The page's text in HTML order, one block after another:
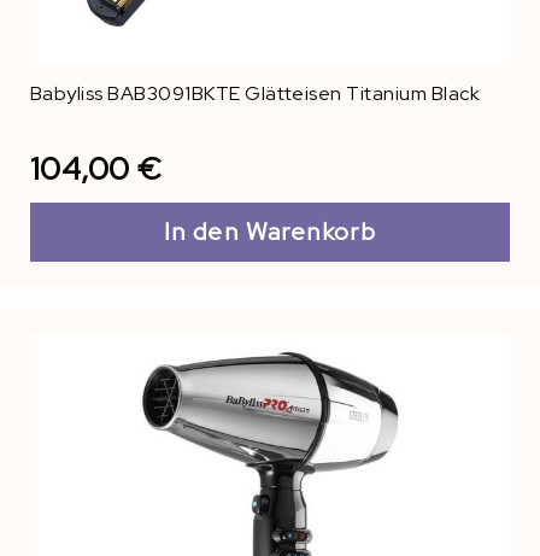
Babyliss BAB3091BKTE Glätteisen Titanium Black
104,00 €
In den Warenkorb